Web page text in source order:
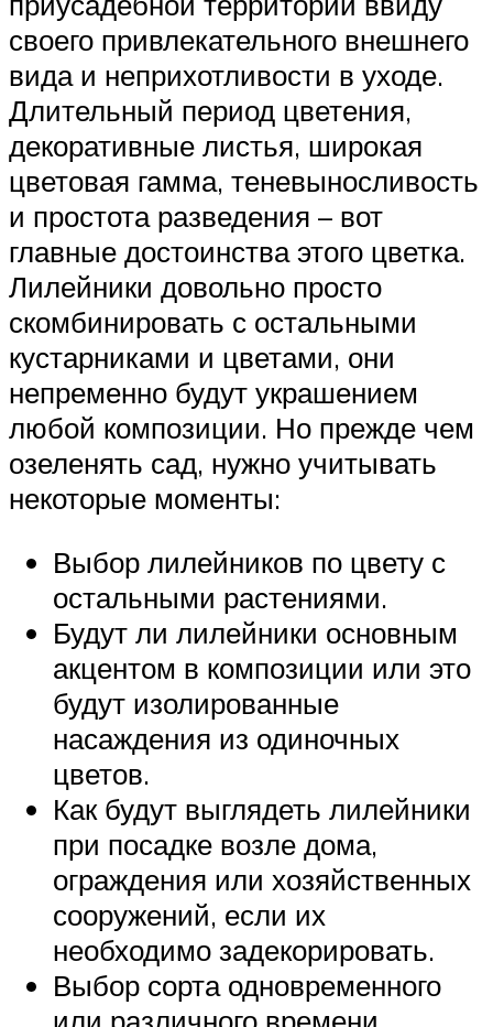
своего привлекательного внешнего
вида и неприхотливости в уходе.
Длительный период цветения,
декоративные листья, широкая
цветовая гамма, теневыносливость
и простота разведения – вот
главные достоинства этого цветка.
Лилейники довольно просто
скомбинировать с остальными
кустарниками и цветами, они
непременно будут украшением
любой композиции. Но прежде чем
озеленять сад, нужно учитывать
некоторые моменты:
Выбор лилейников по цвету с
остальными растениями.
Будут ли лилейники основным
акцентом в композиции или это
будут изолированные
насаждения из одиночных
цветов.
Как будут выглядеть лилейники
при посадке возле дома,
ограждения или хозяйственных
сооружений, если их
необходимо задекорировать.
Выбор сорта одновременного